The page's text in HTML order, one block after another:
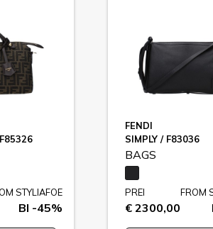
STYLIAFOE
BI -45%
FENDI
SIMPLY / F83036
BAGS
PREI
€ 2300,00
FROM